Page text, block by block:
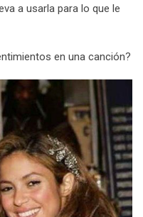
a usarla para lo que le
en una canción?